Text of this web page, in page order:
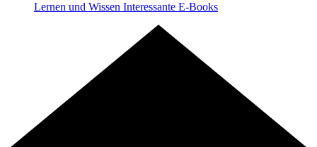
Lernen und Wissen Interessante E-Books